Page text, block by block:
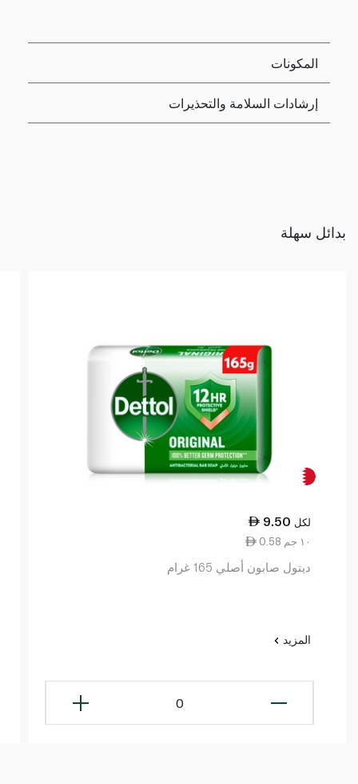
المكونات
إرشادات السلامة والتحذيرات
بدائل سهلة
9.50 لكل
0.58 ١٠ جم
ديتول صابون أصلي 165 غرام
المزيد
0